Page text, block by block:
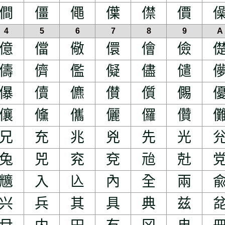
僵 僶 僷 僸 價
4 5 6 7 8 9 A
儅 儆 儇 儈 儉
儕 儖 儗 儘 儙
儥 儦 儧 儨 儩
儵 儶 儷 儸 儹
充 兆 兇 先 光
兕 兖 兗 兘 兙
入 兦 內 全 兩
兵 其 具 典 兹